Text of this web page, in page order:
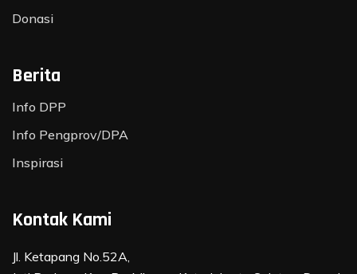
Donasi
Berita
Info DPP
Info Pengprov/DPA
Inspirasi
Kontak Kami
Jl. Ketapang No.52A,